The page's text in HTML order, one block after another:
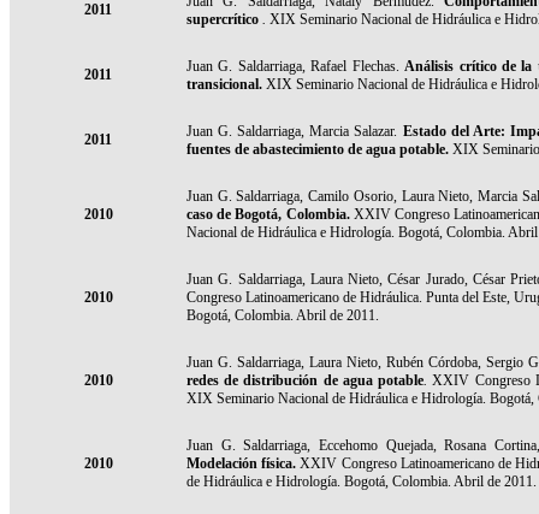
2011
supercrítico . XIX Seminario Nacional de Hidráulica e
2011 Juan G. Saldarriaga, Rafael Flechas. Análisis crítico de
transicional. XIX Seminario Nacional de Hidráulica e
2011 Juan G. Saldarriaga, Marcia Salazar. Estado del Arte:
fuentes de abastecimiento de agua potable. XIX
2010
Juan G. Saldarriaga, Camilo Osorio, Laura Nieto, Marcia
caso de Bogotá, Colombia. XXIV Congreso
Nacional de Hidráulica e Hidrología. Bogotá, Colombia.
2010
Juan G. Saldarriaga, Laura Nieto, César Jurado, César
Congreso Latinoamericano de Hidráulica. Punta del Este,
Bogotá, Colombia. Abril de 2011.
2010
Juan G. Saldarriaga, Laura Nieto, Rubén Córdoba, Sergio
redes de distribución de agua potable.XXIV Congreso
XIX Seminario Nacional de Hidráulica e Hidrología.
2010
Juan G. Saldarriaga, Eccehomo Quejada, Rosana
Modelación física. XXIV Congreso Latinoamericano de
de Hidráulica e Hidrología. Bogotá, Colombia. Abril de 2011.